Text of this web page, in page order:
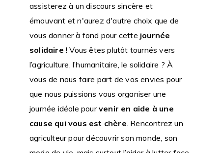
assisterez à un discours sincère et
émouvant et n'aurez d'autre choix que de
vous donner à fond pour cette journée
solidaire ! Vous êtes plutôt tournés vers
l’agriculture, l’humanitaire, le solidaire ? À
vous de nous faire part de vos envies pour
que nous puissions vous organiser une
journée idéale pourvenir en aide à une
cause qui vous est chère . Rencontrez un
agriculteur pour découvrir son monde, son